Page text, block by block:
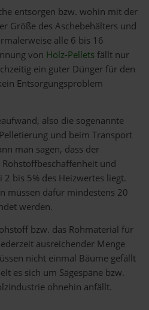
entsorgen bzw. wohin mit der
Größe des Aschebehälters und
alle 6 bis 16
von Holz-Pelletsfällt nur
ein guter Dünger für den
Entsorgungsproblem
also die sogenannte
und beim Transport
man sagen, dass der
und
bis 5% des Heizwertes liegt.
müssen dafür mindestens 20
werden.
bzw. das Rohmaterial für
ausreichender Menge
nicht einmal Bäume gefällt
es sich um Sägespäne bzw.
ohnehin anfällt.